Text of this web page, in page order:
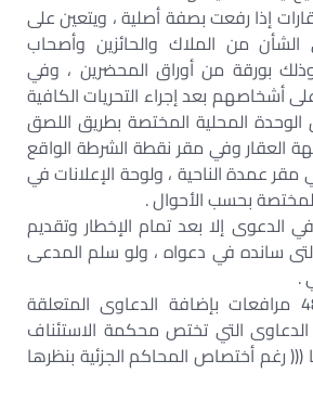
إذا رفعت بصفة أصلية ، ويتعين على
من الملاك والحائزين وأصحاب
بورقة من أوراق المحضرين ، وفي
أشخاصهم بعد إجراء التحريات الكافية
الوحدة المحلية المختصة بطريق اللصق
العقار وفي مقر نقطة الشرطة الواقع
مقر عمدة الناحية ، ولوحة الإعلانات في
بحسب الأحوال .
الدعوى إلا بعد تمام الإخطار وتقديم
سانده في دعواه ، ولو سلم المدعى
.
تعدل نص المادة 48 مرافعات بإضافة الدعاوى المتعلقة
الدعاوى التي تختص محكمة الاستئناف
رغم أختصاص المحاكم الجزئية بنظرها